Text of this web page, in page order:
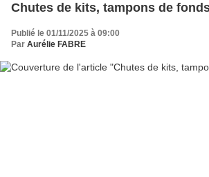
Chutes de kits, tampons de
Publié le 01/11/2025 à 09:00
Par Aurélie FABRE